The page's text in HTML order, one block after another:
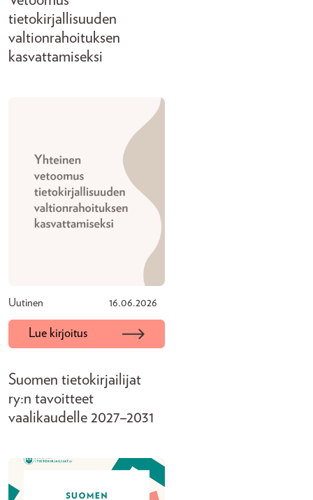
tietokirjallisuuden
valtionrahoituksen
kasvattamiseksi
Uutinen 16.06.2026
Lue kirjoitus
Suomen tietokirjailijat
ry:n tavoitteet
vaalikaudelle 2027–2031